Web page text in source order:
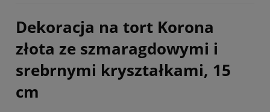
Dekoracja na tort Korona
złota ze szmaragdowymi i
srebrnymi kryształkami, 15
cm